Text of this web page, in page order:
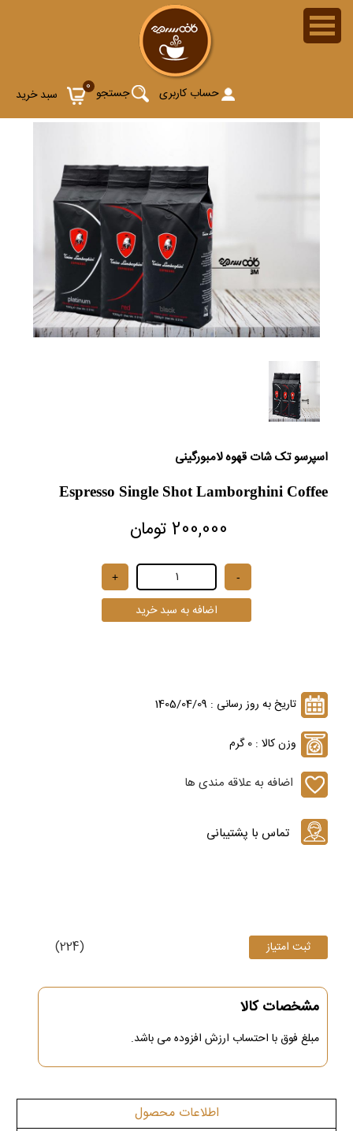
0 سبد خرید جستجو حساب کاربری
اسپرسو تک شات قهوه لامبورگینی
Espresso Single Shot Lamborghini Coffee
200,000 تومان
تاریخ به روز رسانی : 1405/04/09
وزن کالا : 0 گرم
اضافه به علاقه مندی ها
(224)
مشخصات کالا
مبلغ فوق با احتساب ارزش افزوده می باشد.
اطلاعات محصول